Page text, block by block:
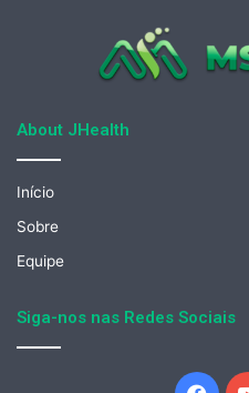
About JHealth
Início
Sobre
Equipe
Siga-nos nas Redes Sociais